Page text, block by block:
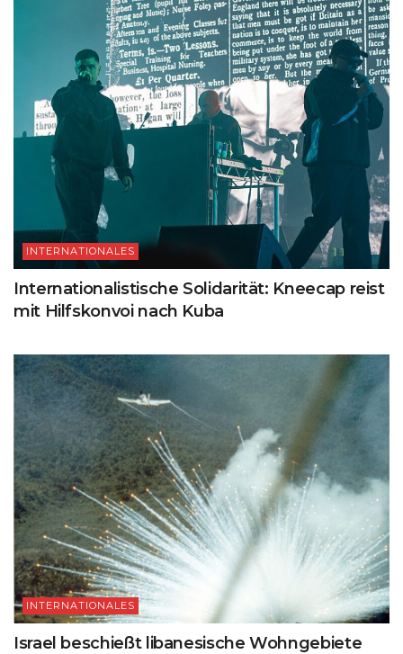
INTERNATIONALES
Internationalistische Solidarität: Kneecap reist
mit Hilfskonvoi nach Kuba
INTERNATIONALES
Israel beschießt libanesische Wohngebiete